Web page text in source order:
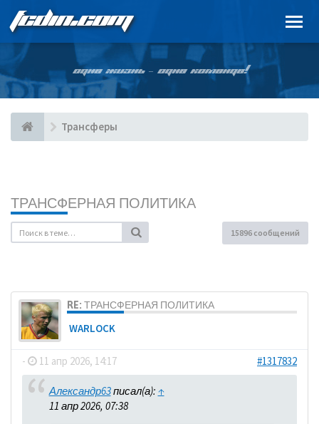
FCDIN.COM
ОДНА ЖИЗНЬ – ОДНА КОМАНДА!
Трансферы
ТРАНСФЕРНАЯ ПОЛИТИКА
15896 сообщений
RE: ТРАНСФЕРНАЯ ПОЛИТИКА
WARLOCK
- 11 апр 2026, 14:17 #1317832
Александр63писал(а): ↑
11 апр 2026, 07:38